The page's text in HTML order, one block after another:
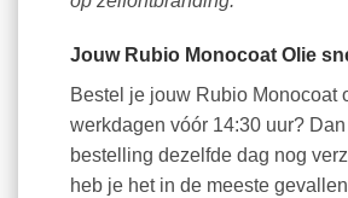
Jouw Rubio Monocoat Olie
Bestel je jouw Rubio Monocoat
werkdagen vóór 14:30 uur?
bestelling dezelfde dag nog
heb je het in de meeste